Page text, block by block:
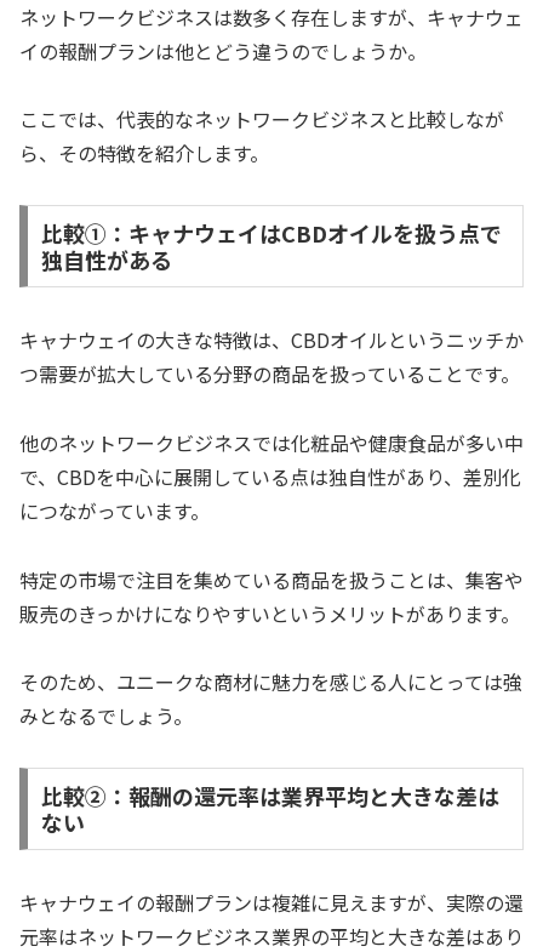
ネットワークビジネスは数多く存在しますが、キャナウェ
イの報酬プランは他とどう違うのでしょうか。
ここでは、代表的なネットワークビジネスと比較しなが
ら、その特徴を紹介します。
比較①：キャナウェイはCBDオイルを扱う点で
独自性がある
キャナウェイの大きな特徴は、CBDオイルというニッチか
つ需要が拡大している分野の商品を扱っていることです。
他のネットワークビジネスでは化粧品や健康食品が多い中
で、CBDを中心に展開している点は独自性があり、差別化
につながっています。
特定の市場で注目を集めている商品を扱うことは、集客や
販売のきっかけになりやすいというメリットがあります。
そのため、ユニークな商材に魅力を感じる人にとっては強
みとなるでしょう。
比較②：報酬の還元率は業界平均と大きな差は
ない
キャナウェイの報酬プランは複雑に見えますが、実際の還
元率はネットワークビジネス業界の平均と大きな差はあり